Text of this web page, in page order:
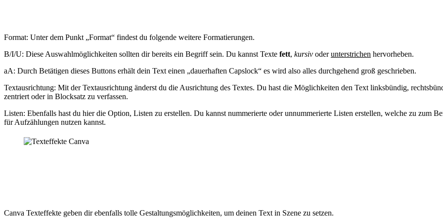
Format: Unter dem Punkt „Format“ findest du folgende weitere Formatierungen.
B/I/U: Diese Auswahlmöglichkeiten sollten dir bereits ein Begriff sein. Du kannst Texte fett, kursiv oderunterstrichen hervorheben.
aA: Durch Betätigen dieses Buttons erhält dein Text einen „dauerhaften Capslock“ es wird also alles durchgehend groß geschrieben.
Textausrichtung: Mit der Textausrichtung änderst du die Ausrichtung des Textes. Du hast die Möglichkeiten den Text linksbündig,
zentriert oder in Blocksatz zu verfassen.
Listen: Ebenfalls hast du hier die Option, Listen zu erstellen. Du kannst nummerierte oder unnummerierte Listen erstellen, welche zu zum
für Aufzählungen nutzen kannst.
Canva Texteffekte geben dir ebenfalls tolle Gestaltungsmöglichkeiten, um deinen Text in Szene zu setzen.